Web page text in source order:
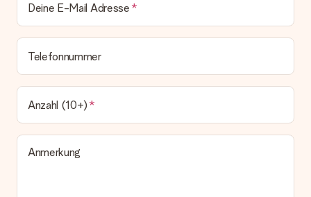
Deine E-Mail Adresse
Telefonnummer
Anzahl (10+)
Anmerkung